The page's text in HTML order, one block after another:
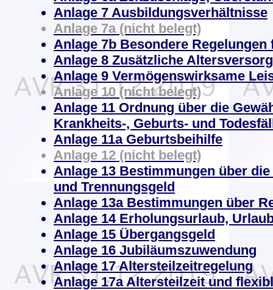
Anlage 7 Ausbildungsverhältnisse
Anlage 7a (nicht belegt)
Anlage 7b Besondere
Anlage 8 Zusätzliche
Anlage 9 Vermögenswirksame
Anlage 10 (nicht belegt)
Anlage 11 Ordnung über die
Krankheits-, Geburts- und
Anlage 11a Geburtsbeihilfe
Anlage 12 (nicht belegt)
Anlage 13 Bestimmungen über
und Trennungsgeld
Anlage 13a Bestimmungen über
Anlage 14 Erholungsurlaub,
Anlage 15 Übergangsgeld
Anlage 16 Jubiläumszuwendung
Anlage 17 Altersteilzeitregelung
Anlage 17a Altersteilzeit und